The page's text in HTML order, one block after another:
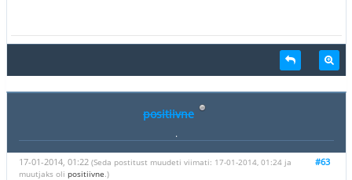
positiivne
.
#63
17-01-2014, 01:22 (Seda postitust muudeti viimati: 17-01-2014, 01:24 ja
muutjaks oli positiivne .)